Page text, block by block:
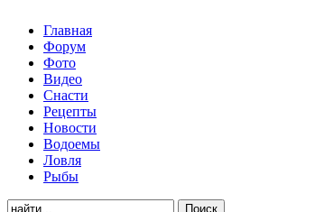
Главная
Форум
Фото
Видео
Снасти
Рецепты
Новости
Водоемы
Ловля
Рыбы